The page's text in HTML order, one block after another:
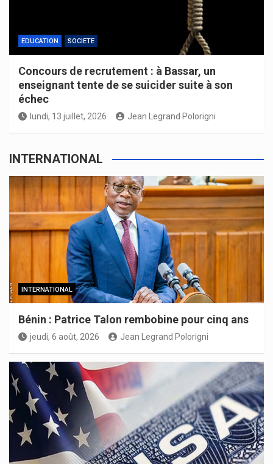
EDUCATION SOCIETE
Concours de recrutement : à Bassar, un
enseignant tente de se suicider suite à son
échec
lundi, 13 juillet, 2026 Jean Legrand Polorigni
INTERNATIONAL
INTERNATIONAL
Bénin : Patrice Talon rembobine pour cinq ans
jeudi, 6 août, 2026 Jean Legrand Polorigni